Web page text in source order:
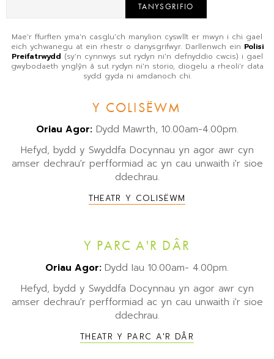
TANYSGRIFIO
Mae'r ffurflen yma'n casglu'ch manylion cyswllt er mwyn i chi gael
eich ychwanegu at ein rhestr o danysgrifwyr. Darllenwch ein Polisi
Preifatrwydd (sy'n cynnwys sut rydyn ni'n defnyddio cwcis) i gael
gwybodaeth ynglŷn â sut rydyn ni'n storio, diogelu a rheoli'r data
sydd gyda ni amdanoch chi.
Y COLISËWM
Oriau Agor:Dydd Mawrth, 10.00am-4.00pm.
Hefyd, bydd y Swyddfa Docynnau yn agor awr cyn
amser dechrau'r perfformiad ac yn cau unwaith i'r sioe
ddechrau.
THEATR Y COLISËWM
Y PARC A'R DÂR
Oriau Agor: Dydd Iau 10.00am- 4.00pm.
Hefyd, bydd y Swyddfa Docynnau yn agor awr cyn
amser dechrau'r perfformiad ac yn cau unwaith i'r sioe
ddechrau.
THEATR Y PARC A'R DÂR